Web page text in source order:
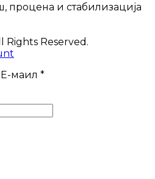
процена и стабилизација
Rights Reserved.
маил *